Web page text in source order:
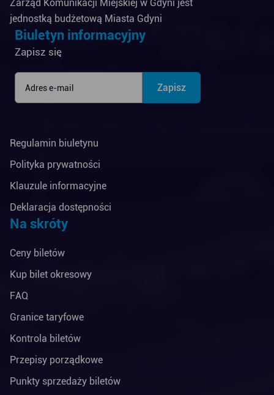
Zarząd Komunikacji Miejskiej w Gdyni jest
jednostką budżetową Miasta Gdyni
Biuletyn informacyjny
Zapisz się
Regulamin biuletynu
Polityka prywatności
Klauzule informacyjne
Deklaracja dostępności
Na skróty
Ceny biletów
Kup bilet okresowy
FAQ
Granice taryfowe
Kontrola biletów
Przepisy porządkowe
Punkty sprzedaży biletów